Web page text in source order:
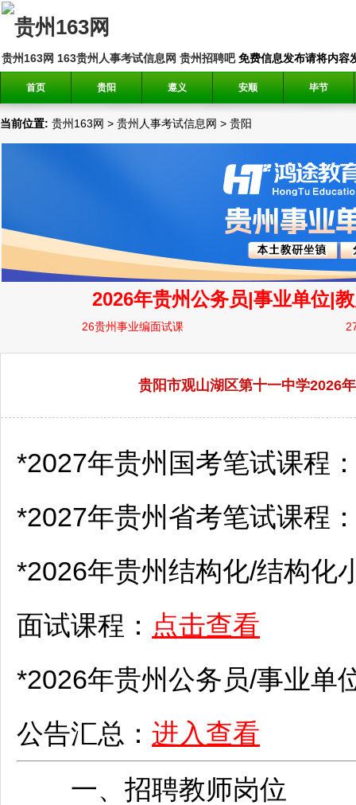
贵州163网 163贵州人事考试信息网 贵州招聘吧免费信息发布请将内容
首页 贵阳 遵义 安顺 毕节
当前位置: 贵州163网 > 贵州人事考试信息网 > 贵阳
贵阳市观山湖区第十一中学2026
*2027年贵州国考笔试课程
*2027年贵州省考笔试课程
*2026年贵州结构化/结构化
面试课程： 点击查看
*2026年贵州公务员/事业单
公告汇总： 进入查看
一、 招聘教师岗位